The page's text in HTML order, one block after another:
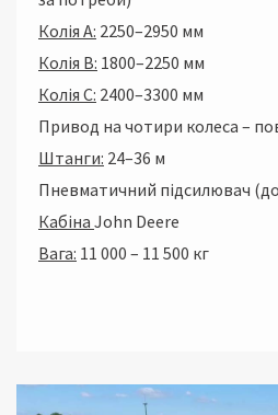
Колія A: 2250–2950 мм
Колія B: 1800–2250 мм
Колія С: 2400–3300 мм
Привод на чотири колеса –
Штанги: 24–36 м
Пневматичний підсилювач
Кабіна John Deere
Вага: 11 000 – 11 500 кг